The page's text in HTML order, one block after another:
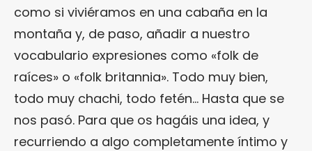
como si viviéramos en una cabaña en la
montaña y, de paso, añadir a nuestro
vocabulario expresiones como «folk de
raíces» o «folk britannia». Todo muy bien,
todo muy chachi, todo fetén… Hasta que se
nos pasó. Para que os hagáis una idea, y
recurriendo a algo completamente íntimo y